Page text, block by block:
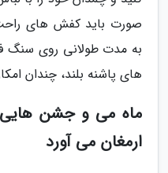
صورت باید کفش های راحت
به مدت طولانی روی سنگ
های پاشنه بلند، چندان
ماه می و جشن هایی
ارمغان می آورد